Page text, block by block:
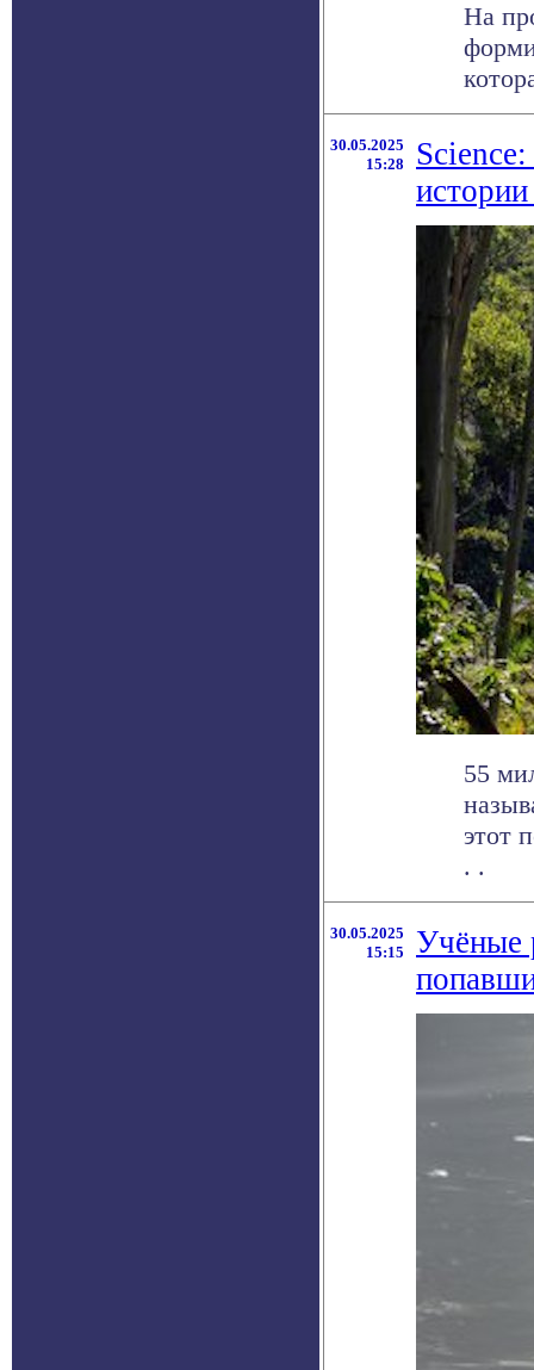
На
30.05.2025
15:28
55
этот
. .
30.05.2025
15:15
Учёные